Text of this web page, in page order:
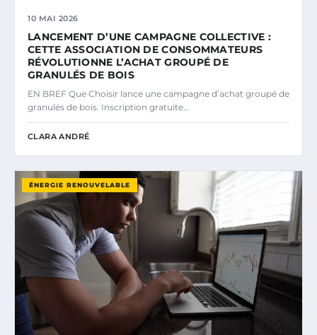
10 MAI 2026
LANCEMENT D’UNE CAMPAGNE COLLECTIVE :
CETTE ASSOCIATION DE CONSOMMATEURS
RÉVOLUTIONNE L’ACHAT GROUPÉ DE
GRANULÉS DE BOIS
EN BREF Que Choisir lance une campagne d’achat groupé de
granulés de bois. Inscription gratuite…
CLARA ANDRÉ
ÉNERGIE RENOUVELABLE